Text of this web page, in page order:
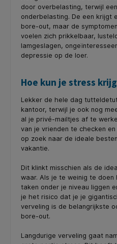
door overbelasting, terwijl
onderbelasting. De een krijgt
bore-out, maar de
voelen zich prikkelbaar,
lamgeslagen,
depressie op de loer.
Hoe kun je stress
Lekker de hele dag
kantoor, terwijl je ook nog
al je privé-mailtjes af te
van je vrienden te checken
op zoek naar de ideale
vakantie.
Dit klinkt misschien als de
waar. Als je te weinig te
taken onder je niveau liggen
je het risico dat je je
verveling is de belangrijkste
bore-out.
Langdurige verveling gaat